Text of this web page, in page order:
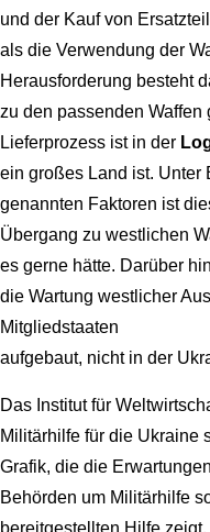
und der Kauf von
als die Verwendung der
Herausforderung besteht
zu den passenden
Lieferprozess ist in der
ein großes Land ist. Unter
genannten Faktoren ist
Übergang zu westlichen
es gerne hätte. Darüber
die Wartung westlicher
Mitgliedstaaten
aufgebaut, nicht in der
Das Institut für
Militärhilfe für die Ukraine
Grafik, die die
Behörden um Militärhilfe
bereitgestellten Hilfe